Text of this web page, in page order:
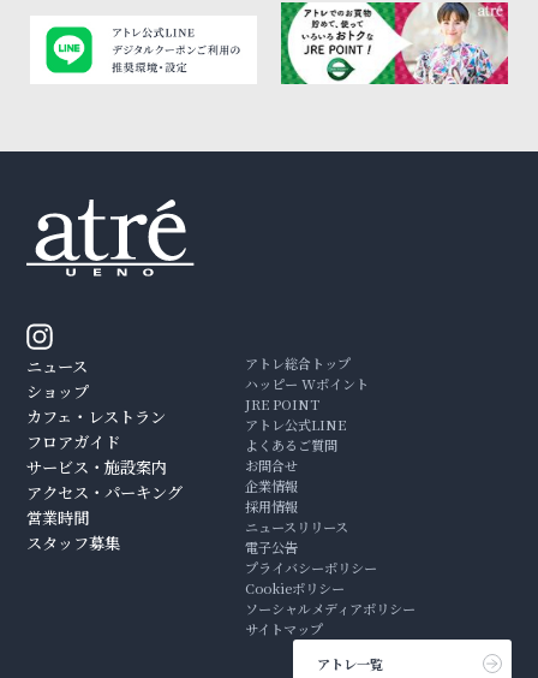
ニュース
ショップ
カフェ・レストラン
フロアガイド
サービス・施設案内
アクセス・パーキング
営業時間
スタッフ募集
アトレ総合トップ
ハッピー Wポイント
JRE POINT
アトレ公式LINE
よくあるご質問
お問合せ
企業情報
採用情報
ニュースリリース
電子公告
プライバシーポリシー
Cookieポリシー
ソーシャルメディアポリシー
サイトマップ
アトレ一覧